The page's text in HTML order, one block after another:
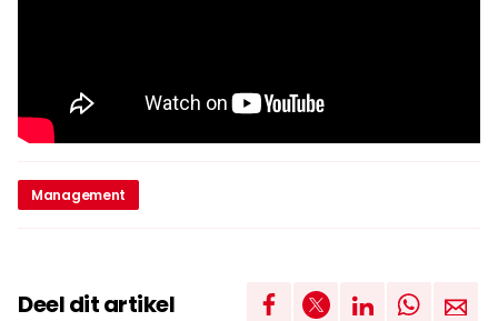
Management
Deel dit artikel